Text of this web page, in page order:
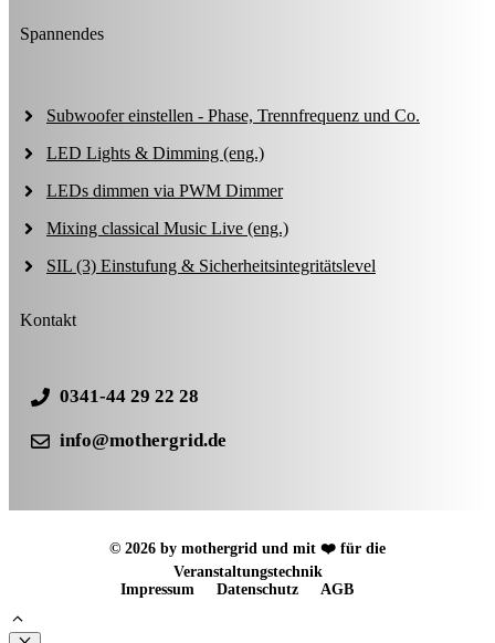
Spannendes
Subwoofer einstellen - Phase, Trennfrequenz und Co.
LED Lights & Dimming (eng.)
LEDs dimmen via PWM Dimmer
Mixing classical Music Live (eng.)
SIL (3) Einstufung & Sicherheitsintegritätslevel
Kontakt
0341-44 29 22 28
info@mothergrid.de
© 2026 by mothergrid und mit ❤️ für die
Veranstaltungstechnik
Impressum
Datenschutz AGB